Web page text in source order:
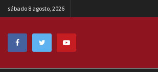
sábado 8 agosto, 2026